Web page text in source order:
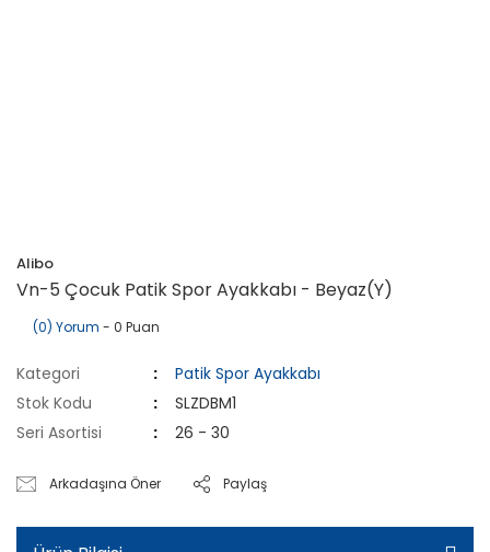
Alibo
Vn-5 Çocuk Patik Spor Ayakkabı - Beyaz(Y)
(0) Yorum - 0 Puan
Kategori
Patik Spor Ayakkabı
Stok Kodu
SLZDBM1
Seri Asortisi
26 - 30
Arkadaşına Öner Paylaş